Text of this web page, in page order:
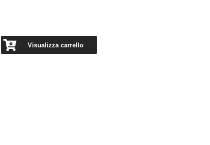
Visualizza carrello